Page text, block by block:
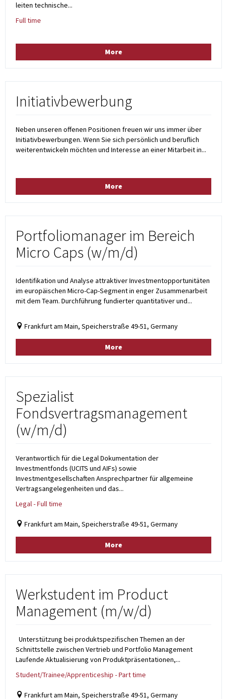
leiten technische...
Full time
More
Initiativbewerbung
Neben unseren offenen Positionen freuen wir uns immer über
Initiativbewerbungen. Wenn Sie sich persönlich und beruflich
weiterentwickeln möchten und Interesse an einer Mitarbeit in...
More
Portfoliomanager im Bereich
Micro Caps (w/m/d)
Identifikation und Analyse attraktiver Investmentopportunitäten
im europäischen Micro-Cap-Segment in enger Zusammenarbeit
mit dem Team. Durchführung fundierter quantitativer und...
Frankfurt am Main, Speicherstraße 49-51, Germany
More
Spezialist
Fondsvertragsmanagement
(w/m/d)
Verantwortlich für die Legal Dokumentation der
Investmentfonds (UCITS und AIFs) sowie
Investmentgesellschaften Ansprechpartner für allgemeine
Vertragsangelegenheiten und das...
Legal - Full time
Frankfurt am Main, Speicherstraße 49-51, Germany
More
Werkstudent im Product
Management (m/w/d)
Unterstützung bei produktspezifischen Themen an der
Schnittstelle zwischen Vertrieb und Portfolio Management
Laufende Aktualisierung von Produktpräsentationen,...
Student/Trainee/Apprenticeship - Part time
Frankfurt am Main, Speicherstraße 49-51, Germany